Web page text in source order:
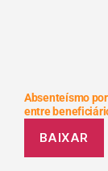
Absenteísmo
entre
BAIXAR